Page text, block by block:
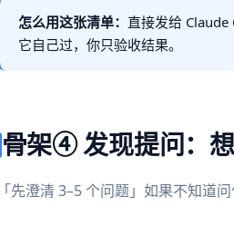
怎么用这张清单： 直接发给
它自己过，你只验收结果。
骨架④ 发现提问：
「先澄清 3–5 个问题」如果不知道